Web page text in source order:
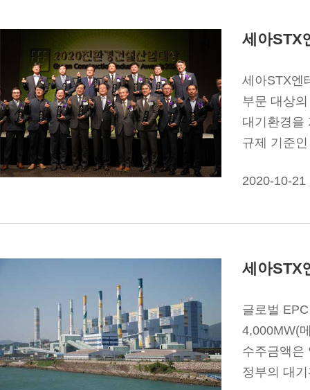
세아STX
세아STX엔
부문 대상
대기환경을
규제 기준
2020-10-21
세아STX
글로벌
4,000MW(
수주금액은
정부의 대